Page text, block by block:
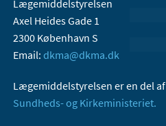
Lægemiddelstyrelsen
Axel Heides Gade 1
2300 København S
Email: dkma@dkma.dk
Lægemiddelstyrelsen er en del af
Sundheds- og Kirkeministeriet.